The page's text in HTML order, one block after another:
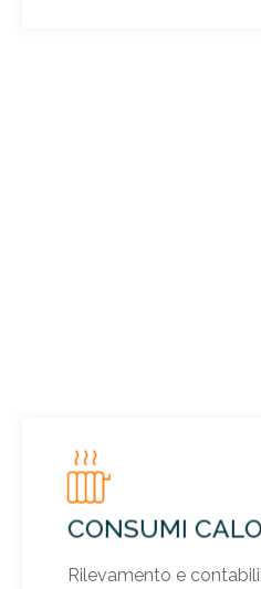
CONSUMI
Rilevamento e